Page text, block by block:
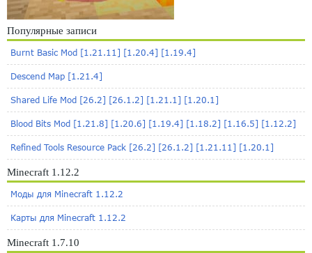
Популярные записи
Burnt Basic Mod [1.21.11] [1.20.4] [1.19.4]
Descend Map [1.21.4]
Shared Life Mod [26.2] [26.1.2] [1.21.1] [1.20.1]
Blood Bits Mod [1.21.8] [1.20.6] [1.19.4] [1.18.2] [1.16.5] [1.12.2]
Refined Tools Resource Pack [26.2] [26.1.2] [1.21.11] [1.20.1]
Minecraft 1.12.2
Моды для Minecraft 1.12.2
Карты для Minecraft 1.12.2
Minecraft 1.7.10